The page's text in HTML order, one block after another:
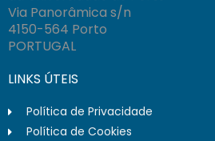
Via Panorâmica s/n
4150-564 Porto
PORTUGAL
LINKS ÚTEIS
Política de Privacidade
Política de Cookies